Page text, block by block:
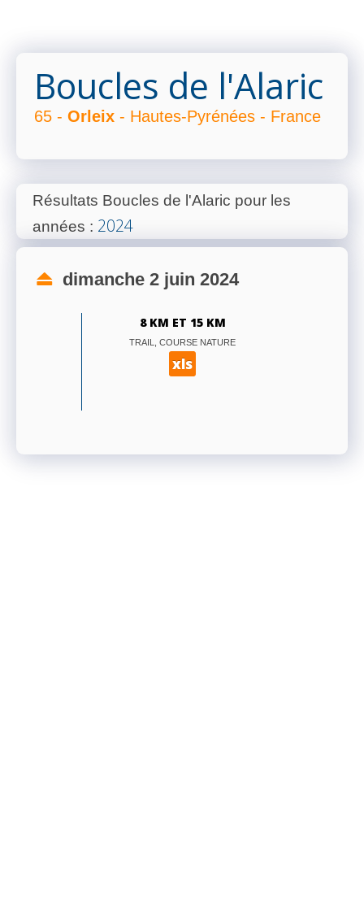
Boucles de l'Alaric
65 - Orleix - Hautes-Pyrénées - France
Résultats Boucles de l'Alaric pour les
années : 2024
dimanche 2 juin 2024
8 KM ET 15 KM
TRAIL, COURSE NATURE
xls